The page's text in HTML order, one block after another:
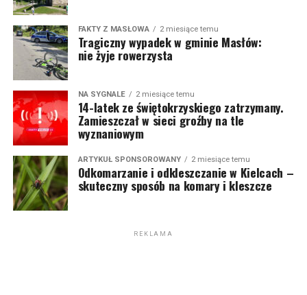
FAKTY Z MASŁOWA 2 miesiące temu
Tragiczny wypadek w gminie Masłów:
nie żyje rowerzysta
NA SYGNALE 2 miesiące temu
14-latek ze świętokrzyskiego zatrzymany.
Zamieszczał w sieci groźby na tle
wyznaniowym
ARTYKUŁ SPONSOROWANY 2 miesiące temu
Odkomarzanie i odkleszczanie w Kielcach –
skuteczny sposób na komary i kleszcze
REKLAMA